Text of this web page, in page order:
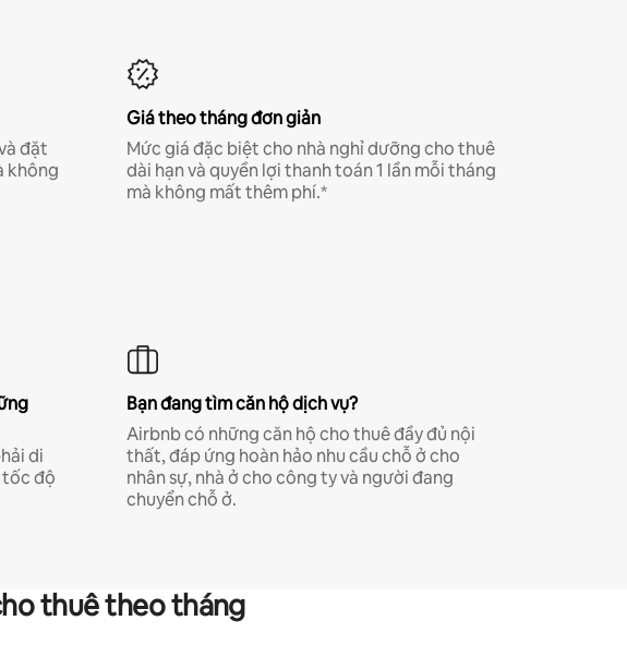
đặt
không
Giá theo tháng đơn giản
Mức giá đặc biệt cho nhà nghỉ dưỡng cho thuê
dài hạn và quyền lợi thanh toán 1 lần mỗi tháng
mà không mất thêm phí.*
di
tốc độ
Bạn đang tìm căn hộ dịch vụ?
Airbnb có những căn hộ cho thuê đầy đủ nội
thất, đáp ứng hoàn hảo nhu cầu chỗ ở cho
nhân sự, nhà ở cho công ty và người đang
chuyển chỗ ở.
thuê theo tháng